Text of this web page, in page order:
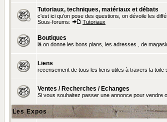
Tutoriaux, techniques, matériaux et débats
c'est ici qu'on pose des questions, on dévoile les
Sous-forums:
Tutoriaux
Boutiques
là on donne les bons plans, les adresses , de
Liens
recensement de tous les liens utiles à travers la
Ventes / Recherches / Echanges
Si vous souhaitez passer une annonce pour vendre
Les Expos